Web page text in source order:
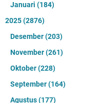
Januari (184)
2025(2876)
Desember(203)
November(261)
Oktober(228)
September(164)
Agustus(177)